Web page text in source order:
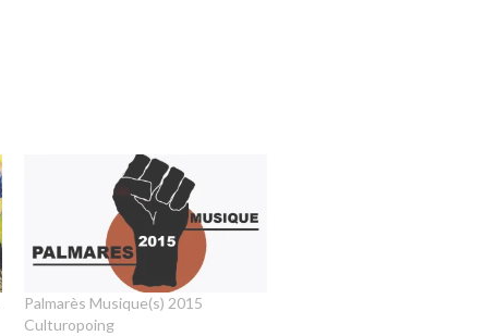
Palmarès Musique(s) 2015
Culturopoing